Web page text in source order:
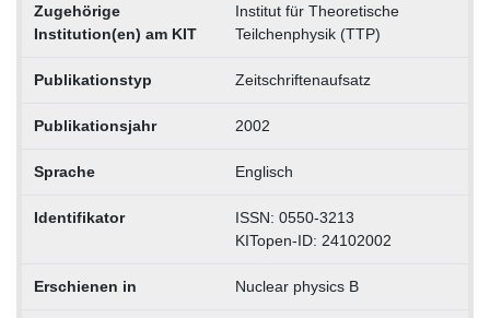
Zugehörige
Institution(en) am KIT
Institut für Theoretische
Teilchenphysik (TTP)
Publikationstyp Zeitschriftenaufsatz
Publikationsjahr 2002
Sprache Englisch
Identifikator
ISSN: 0550-3213
KITopen-ID: 24102002
Erschienen in Nuclear physics B